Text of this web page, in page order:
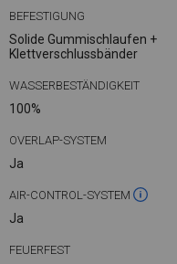
BEFESTIGUNG
Solide Gummischlaufen +
Klettverschlussbänder
WASSERBESTÄNDIGKEIT
100%
OVERLAP-SYSTEM
Ja
AIR-CONTROL-SYSTEM
Ja
FEUERFEST